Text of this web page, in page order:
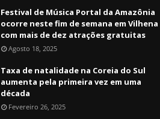
Festival de Música Portal da Amazônia
ocorre neste fim de semana em Vilhena
com mais de dez atrações gratuitas
Agosto 18, 2025
Taxa de natalidade na Coreia do Sul
aumenta pela primeira vez em uma
década
Fevereiro 26, 2025